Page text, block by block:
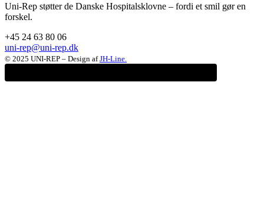
Uni-Rep støtter de Danske Hospitalsklovne – fordi et smil gør en
forskel.
+45 24 63 80 06
uni-rep@uni-rep.dk
© 2025 UNI-REP – Design afJH-Line.